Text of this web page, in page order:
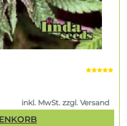
inkl. MwSt. zzgl. Versand